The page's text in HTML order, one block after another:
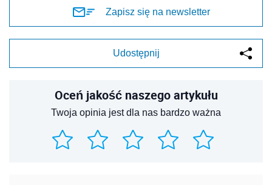
Zapisz się na newsletter
Udostępnij
Oceń jakość naszego artykułu
Twoja opinia jest dla nas bardzo ważna